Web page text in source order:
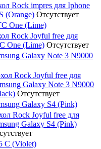
Rock impres для Iphone
(Orange) Отсутствует
One (Lime)
Rock Joyful free для
One (Lime) Отсутствует
Galaxy Note 3 N9000
Rock Joyful free для
Galaxy Note 3 N9000
Отсутствует
Galaxy S4 (Pink)
Rock Joyful free для
Galaxy S4 (Pink)
C (Violet)